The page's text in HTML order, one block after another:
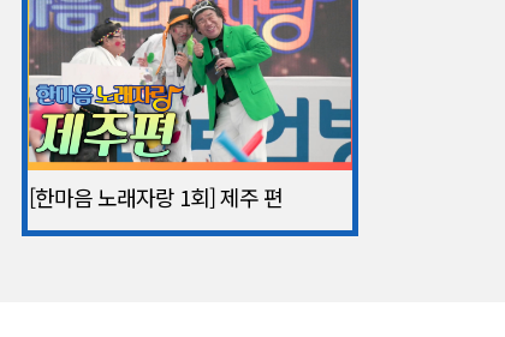
[한마음 노래자랑 1회] 제주 편